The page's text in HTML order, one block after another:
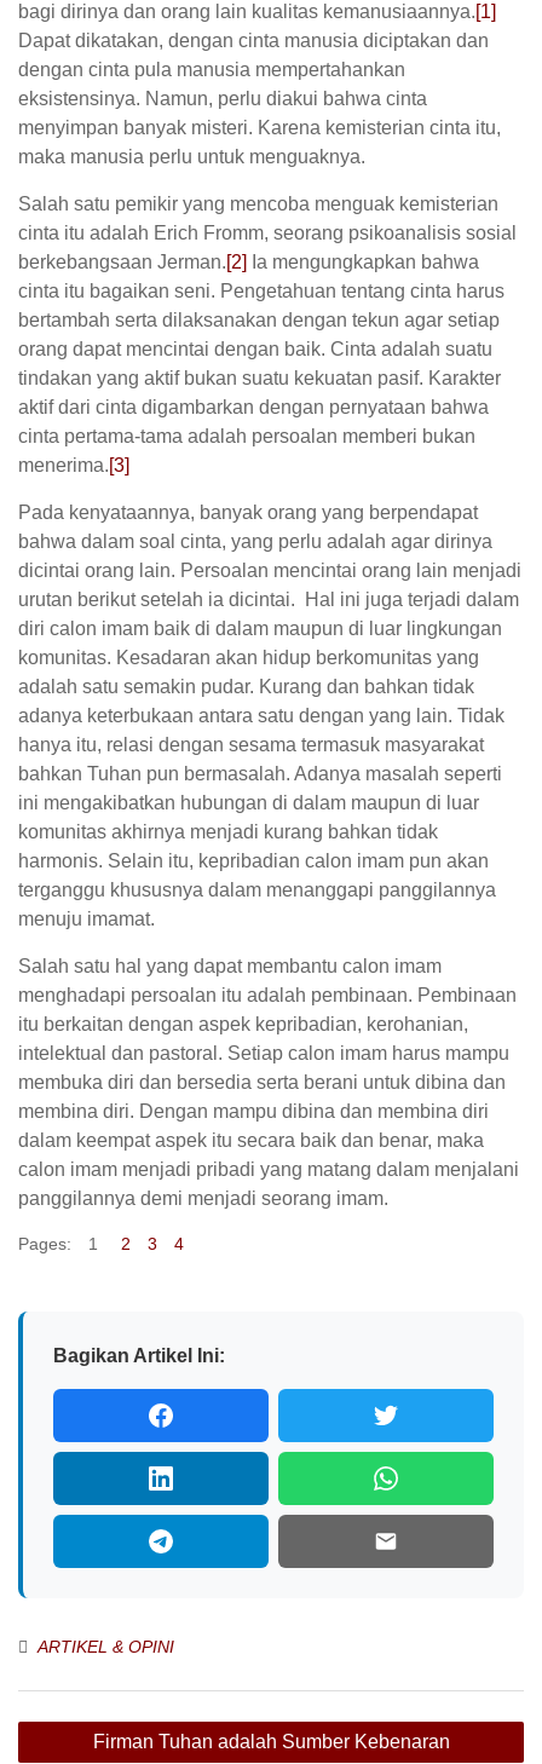
bagi dirinya dan orang lain kualitas kemanusiaannya.[1]
Dapat dikatakan, dengan cinta manusia diciptakan dan
dengan cinta pula manusia mempertahankan
eksistensinya. Namun, perlu diakui bahwa cinta
menyimpan banyak misteri. Karena kemisterian cinta itu,
maka manusia perlu untuk menguaknya.
Salah satu pemikir yang mencoba menguak kemisterian
cinta itu adalah Erich Fromm, seorang psikoanalisis sosial
berkebangsaan Jerman.[2] Ia mengungkapkan bahwa
cinta itu bagaikan seni. Pengetahuan tentang cinta harus
bertambah serta dilaksanakan dengan tekun agar setiap
orang dapat mencintai dengan baik. Cinta adalah suatu
tindakan yang aktif bukan suatu kekuatan pasif. Karakter
aktif dari cinta digambarkan dengan pernyataan bahwa
cinta pertama-tama adalah persoalan memberi bukan
menerima.[3]
Pada kenyataannya, banyak orang yang berpendapat
bahwa dalam soal cinta, yang perlu adalah agar dirinya
dicintai orang lain. Persoalan mencintai orang lain menjadi
urutan berikut setelah ia dicintai. Hal ini juga terjadi dalam
diri calon imam baik di dalam maupun di luar lingkungan
komunitas. Kesadaran akan hidup berkomunitas yang
adalah satu semakin pudar. Kurang dan bahkan tidak
adanya keterbukaan antara satu dengan yang lain. Tidak
hanya itu, relasi dengan sesama termasuk masyarakat
bahkan Tuhan pun bermasalah. Adanya masalah seperti
ini mengakibatkan hubungan di dalam maupun di luar
komunitas akhirnya menjadi kurang bahkan tidak
harmonis. Selain itu, kepribadian calon imam pun akan
terganggu khususnya dalam menanggapi panggilannya
menuju imamat.
Salah satu hal yang dapat membantu calon imam
menghadapi persoalan itu adalah pembinaan. Pembinaan
itu berkaitan dengan aspek kepribadian, kerohanian,
intelektual dan pastoral. Setiap calon imam harus mampu
membuka diri dan bersedia serta berani untuk dibina dan
membina diri. Dengan mampu dibina dan membina diri
dalam keempat aspek itu secara baik dan benar, maka
calon imam menjadi pribadi yang matang dalam menjalani
panggilannya demi menjadi seorang imam.
Pages: 1 2 3 4
Bagikan Artikel Ini:
ARTIKEL & OPINI
Navigasi
Firman Tuhan adalah Sumber Kebenaran